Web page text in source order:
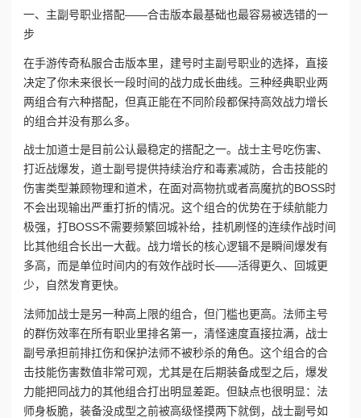
一、主副号职业搭配——合击版本最基础也最容易被选错的一
步
在‌手游传奇私服合击版本‌里，建号时主副号职业的选择，直接
决定了你未来很长一段时间的战力成长曲线。三种经典职业两
两组合有六种搭配，但真正能在不同阶段都保持高效战力增长
的组合并没有那么多。
战士加道士是目前公认最稳定的搭配之一。战士主号吃伤害、
打近战爆发，道士副号提供持续治疗和毒素减防，合击技能的
伤害类型兼顾物理和道术，在面对高物抗或者高魔抗的BOSS时
不会出现输出严重打折的情况。这个组合的优势在于续航能力
极强，打BOSS不需要频繁回城补给，挂机刷怪的连续作战时间
比其他组合长出一大截。战力增长的核心逻辑不是瞬间爆发有
多高，而是单位时间内的有效作战时长——活得更久、回城更
少，自然发育更快。
法师加战士是另一种高上限的组合，但门槛也更高。法师主号
的群伤效率在所有职业里排名第一，清怪速度直接拉满，战士
副号承担前排扛伤和保护法师不被秒杀的角色。这个组合的合
击技能伤害数值非常可观，尤其是在后期装备成型之后，爆发
力能把同战力的其他组合打出明显差距。但缺点也很明显：法
师身板脆，装备没成型之前被高级怪摸两下就倒，战士副号如